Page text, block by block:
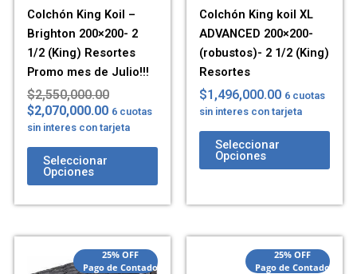
Colchón King Koil –
Brighton 200×200- 2
1/2 (King) Resortes
Promo mes de Julio!!!
$2,550,000.00
$2,070,000.00 6 cuotas
sin interes con tarjeta
Seleccionar
Opciones
Colchón King koil XL
ADVANCED 200×200-
(robustos)- 2 1/2 (King)
Resortes
$1,496,000.00 6 cuotas
sin interes con tarjeta
Seleccionar
Opciones
25% OFF
Pago de Contado
25% OFF
Pago de Contado